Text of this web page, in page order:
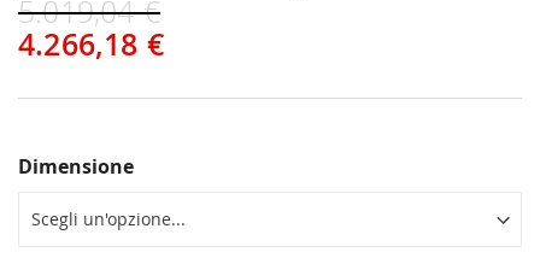
4.266,18 €
5.019,04 €
Dimensione